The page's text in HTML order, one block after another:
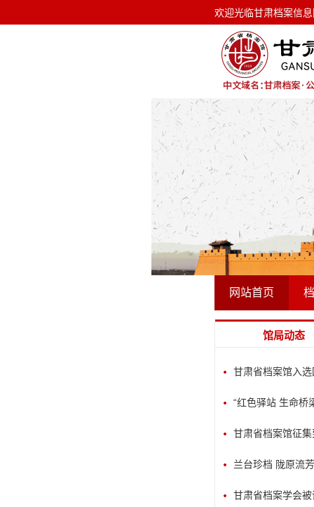
欢迎光临甘肃档案信
网站首页
馆局动态
甘肃省档案馆入
“红色驿站 生命桥
甘肃省档案馆征
兰台珍档 陇原流
甘肃省档案学会